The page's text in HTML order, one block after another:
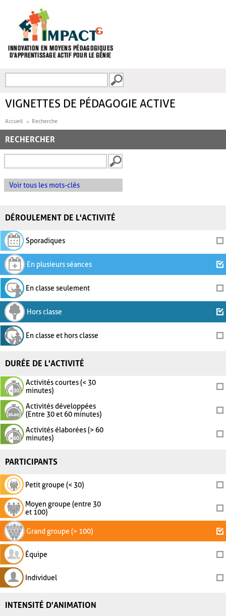
FORMULAIRE DE
VIGNETTES DE PÉDAGOGIE ACTIVE
Accueil Recherche
RECHERCHER
Voir tous les mots-clés
DÉROULEMENT DE L'ACTIVITÉ
Sporadiques
En plusieurs séances
En classe seulement
Hors classe
En classe et hors classe
DURÉE DE L'ACTIVITÉ
Activités courtes (< 30
minutes)
Activités développées
(Entre 30 et 60 minutes)
Activités élaborées (> 60
minutes)
PARTICIPANTS
Petit groupe (< 30)
Moyen groupe (entre 30
et 100)
Grand groupe (> 100)
Équipe
Individuel
INTENSITÉ D'ANIMATION